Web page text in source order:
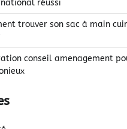
réussi
trouver son sac à main
conseil amenagement